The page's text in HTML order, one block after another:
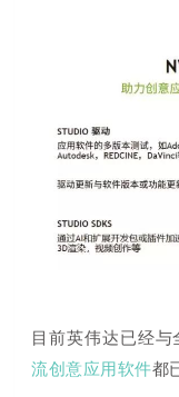
目前英伟达已经
流创意应用软件都